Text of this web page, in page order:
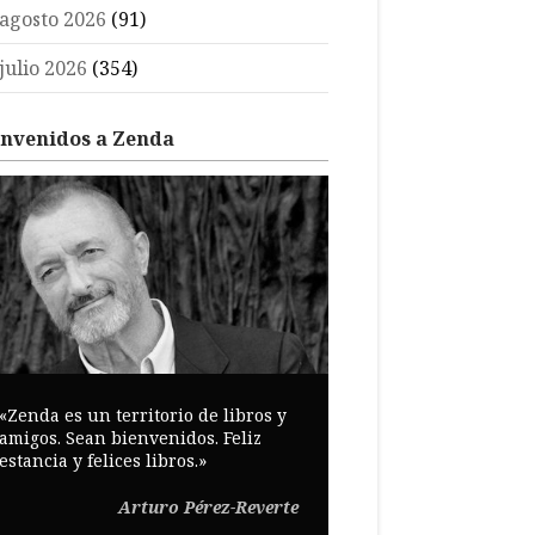
2026 (91)
2026 (354)
a Zenda
es un territorio de libros y
Sean bienvenidos. Feliz
y felices libros.»
Arturo Pérez-Reverte